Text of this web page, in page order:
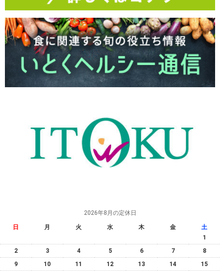
2026年8月の定休日
日 月 火 水 木 金
土
1
2
3 4 5 6 7
8
9
10 11 12 13 14
15